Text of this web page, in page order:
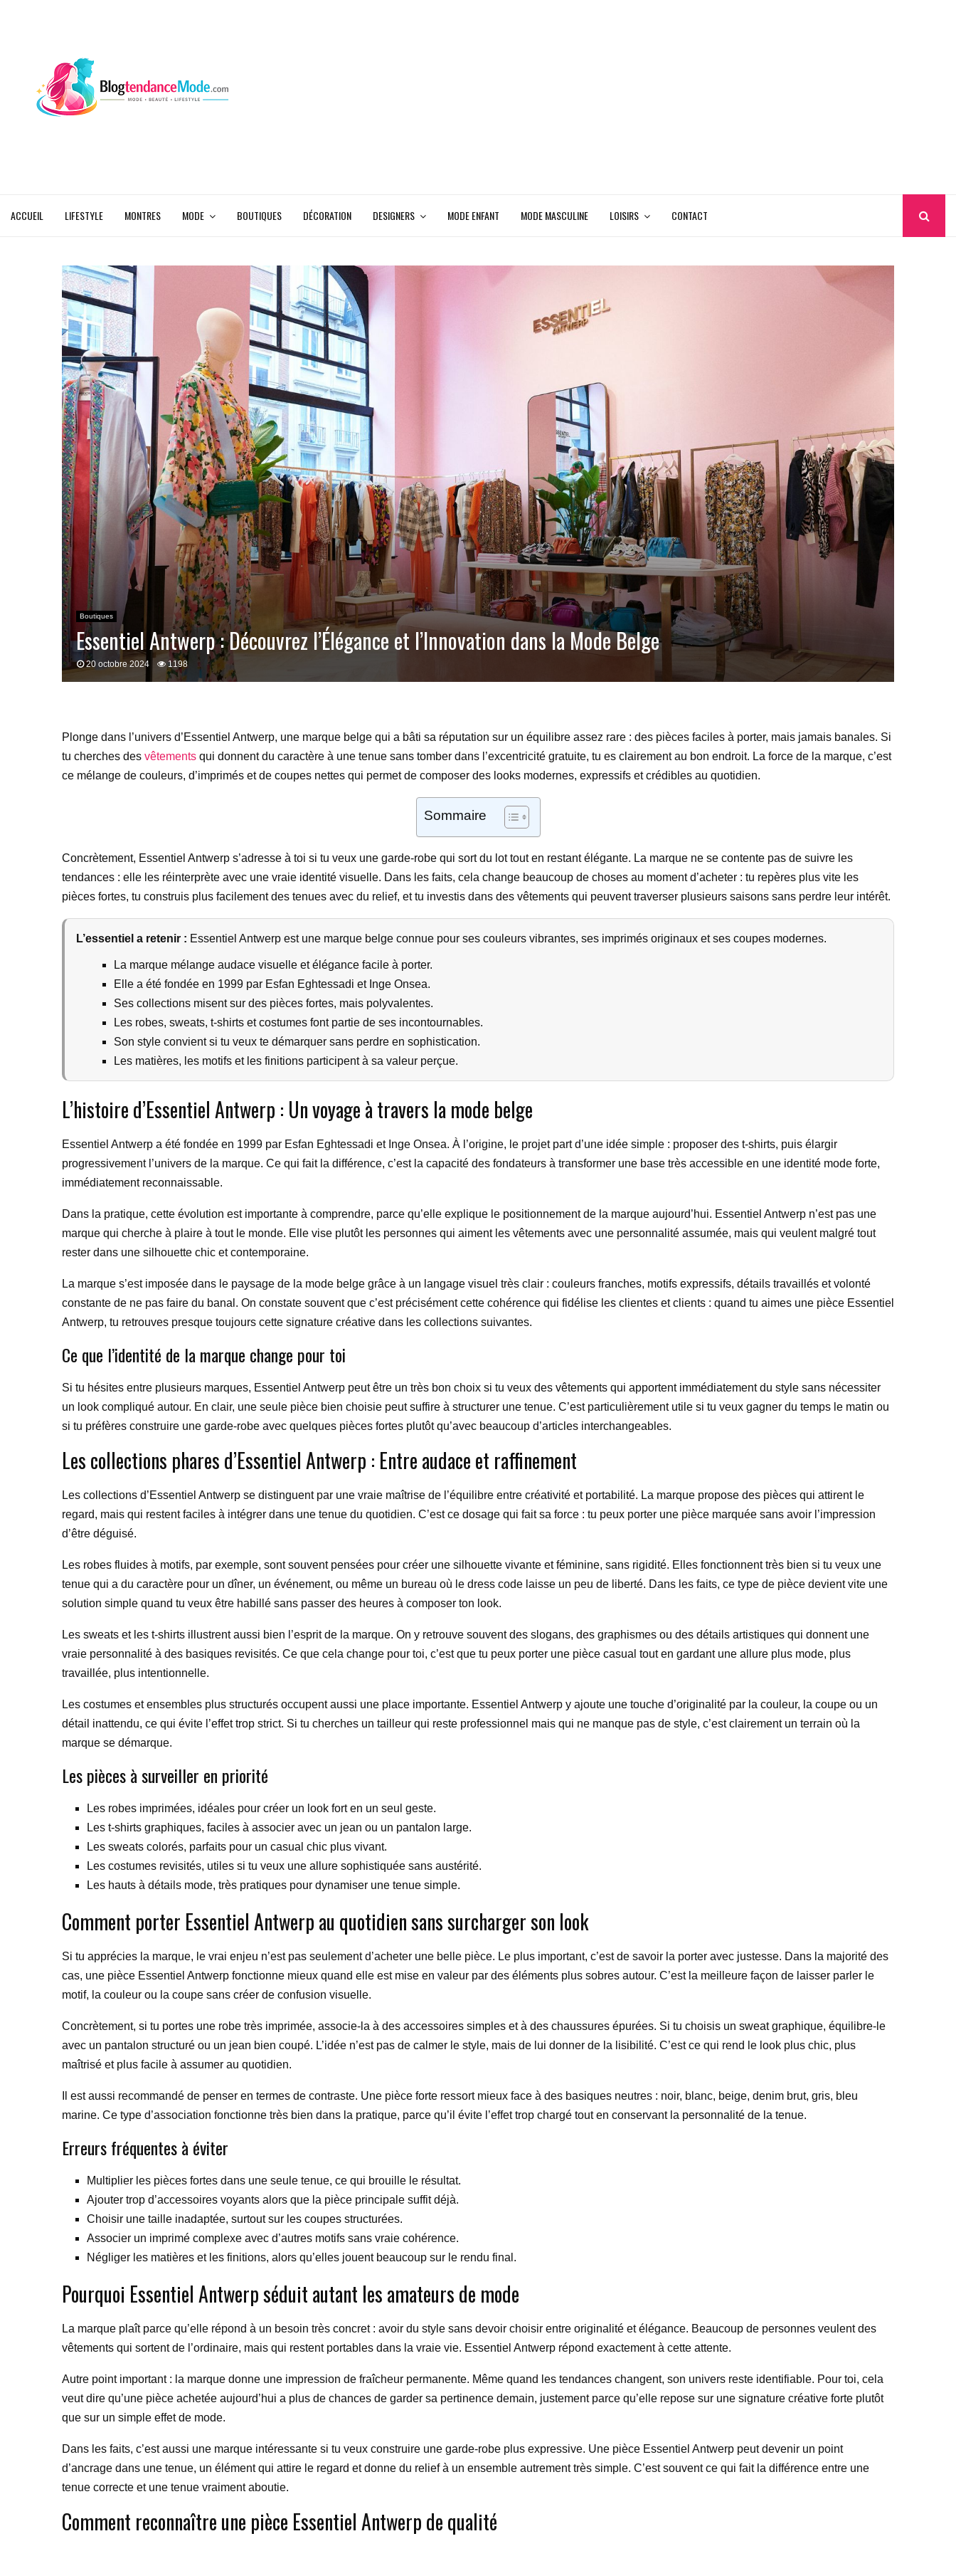
ACCUEIL LIFESTYLE MONTRES MODE BOUTIQUES DÉCORATION DESIGNERS MODE ENFANT MODE MASCULINE LOISIRS CONTACT
Boutiques
Essentiel Antwerp : Découvrez l’Élégance et l’Innovation dans la Mode Belge
20 octobre 2024 1198
Plonge dans l’univers d’Essentiel Antwerp, une marque belge qui a bâti sa réputation sur un équilibre assez rare : des pièces faciles à porter, mais jamais banales. Si
tu cherches des vêtements qui donnent du caractère à une tenue sans tomber dans l’excentricité gratuite, tu es clairement au bon endroit. La force de la marque, c’est
ce mélange de couleurs, d’imprimés et de coupes nettes qui permet de composer des looks modernes, expressifs et crédibles au quotidien.
Sommaire
Concrètement, Essentiel Antwerp s’adresse à toi si tu veux une garde-robe qui sort du lot tout en restant élégante. La marque ne se contente pas de suivre les
tendances : elle les réinterprète avec une vraie identité visuelle. Dans les faits, cela change beaucoup de choses au moment d’acheter : tu repères plus vite les
pièces fortes, tu construis plus facilement des tenues avec du relief, et tu investis dans des vêtements qui peuvent traverser plusieurs saisons sans perdre leur intérêt.
L’essentiel a retenir : Essentiel Antwerp est une marque belge connue pour ses couleurs vibrantes, ses imprimés originaux et ses coupes modernes.
La marque mélange audace visuelle et élégance facile à porter.
Elle a été fondée en 1999 par Esfan Eghtessadi et Inge Onsea.
Ses collections misent sur des pièces fortes, mais polyvalentes.
Les robes, sweats, t-shirts et costumes font partie de ses incontournables.
Son style convient si tu veux te démarquer sans perdre en sophistication.
Les matières, les motifs et les finitions participent à sa valeur perçue.
L’histoire d’Essentiel Antwerp : Un voyage à travers la mode belge
Essentiel Antwerp a été fondée en 1999 par Esfan Eghtessadi et Inge Onsea. À l’origine, le projet part d’une idée simple : proposer des t-shirts, puis élargir
progressivement l’univers de la marque. Ce qui fait la différence, c’est la capacité des fondateurs à transformer une base très accessible en une identité mode forte,
immédiatement reconnaissable.
Dans la pratique, cette évolution est importante à comprendre, parce qu’elle explique le positionnement de la marque aujourd’hui. Essentiel Antwerp n’est pas une
marque qui cherche à plaire à tout le monde. Elle vise plutôt les personnes qui aiment les vêtements avec une personnalité assumée, mais qui veulent malgré tout
rester dans une silhouette chic et contemporaine.
La marque s’est imposée dans le paysage de la mode belge grâce à un langage visuel très clair : couleurs franches, motifs expressifs, détails travaillés et volonté
constante de ne pas faire du banal. On constate souvent que c’est précisément cette cohérence qui fidélise les clientes et clients : quand tu aimes une pièce Essentiel
Antwerp, tu retrouves presque toujours cette signature créative dans les collections suivantes.
Ce que l’identité de la marque change pour toi
Si tu hésites entre plusieurs marques, Essentiel Antwerp peut être un très bon choix si tu veux des vêtements qui apportent immédiatement du style sans nécessiter
un look compliqué autour. En clair, une seule pièce bien choisie peut suffire à structurer une tenue. C’est particulièrement utile si tu veux gagner du temps le matin ou
si tu préfères construire une garde-robe avec quelques pièces fortes plutôt qu’avec beaucoup d’articles interchangeables.
Les collections phares d’Essentiel Antwerp : Entre audace et raffinement
Les collections d’Essentiel Antwerp se distinguent par une vraie maîtrise de l’équilibre entre créativité et portabilité. La marque propose des pièces qui attirent le
regard, mais qui restent faciles à intégrer dans une tenue du quotidien. C’est ce dosage qui fait sa force : tu peux porter une pièce marquée sans avoir l’impression
d’être déguisé.
Les robes fluides à motifs, par exemple, sont souvent pensées pour créer une silhouette vivante et féminine, sans rigidité. Elles fonctionnent très bien si tu veux une
tenue qui a du caractère pour un dîner, un événement, ou même un bureau où le dress code laisse un peu de liberté. Dans les faits, ce type de pièce devient vite une
solution simple quand tu veux être habillé sans passer des heures à composer ton look.
Les sweats et les t-shirts illustrent aussi bien l’esprit de la marque. On y retrouve souvent des slogans, des graphismes ou des détails artistiques qui donnent une
vraie personnalité à des basiques revisités. Ce que cela change pour toi, c’est que tu peux porter une pièce casual tout en gardant une allure plus mode, plus
travaillée, plus intentionnelle.
Les costumes et ensembles plus structurés occupent aussi une place importante. Essentiel Antwerp y ajoute une touche d’originalité par la couleur, la coupe ou un
détail inattendu, ce qui évite l’effet trop strict. Si tu cherches un tailleur qui reste professionnel mais qui ne manque pas de style, c’est clairement un terrain où la
marque se démarque.
Les pièces à surveiller en priorité
Les robes imprimées, idéales pour créer un look fort en un seul geste.
Les t-shirts graphiques, faciles à associer avec un jean ou un pantalon large.
Les sweats colorés, parfaits pour un casual chic plus vivant.
Les costumes revisités, utiles si tu veux une allure sophistiquée sans austérité.
Les hauts à détails mode, très pratiques pour dynamiser une tenue simple.
Comment porter Essentiel Antwerp au quotidien sans surcharger son look
Si tu apprécies la marque, le vrai enjeu n’est pas seulement d’acheter une belle pièce. Le plus important, c’est de savoir la porter avec justesse. Dans la majorité des
cas, une pièce Essentiel Antwerp fonctionne mieux quand elle est mise en valeur par des éléments plus sobres autour. C’est la meilleure façon de laisser parler le
motif, la couleur ou la coupe sans créer de confusion visuelle.
Concrètement, si tu portes une robe très imprimée, associe-la à des accessoires simples et à des chaussures épurées. Si tu choisis un sweat graphique, équilibre-le
avec un pantalon structuré ou un jean bien coupé. L’idée n’est pas de calmer le style, mais de lui donner de la lisibilité. C’est ce qui rend le look plus chic, plus
maîtrisé et plus facile à assumer au quotidien.
Il est aussi recommandé de penser en termes de contraste. Une pièce forte ressort mieux face à des basiques neutres : noir, blanc, beige, denim brut, gris, bleu
marine. Ce type d’association fonctionne très bien dans la pratique, parce qu’il évite l’effet trop chargé tout en conservant la personnalité de la tenue.
Erreurs fréquentes à éviter
Multiplier les pièces fortes dans une seule tenue, ce qui brouille le résultat.
Ajouter trop d’accessoires voyants alors que la pièce principale suffit déjà.
Choisir une taille inadaptée, surtout sur les coupes structurées.
Associer un imprimé complexe avec d’autres motifs sans vraie cohérence.
Négliger les matières et les finitions, alors qu’elles jouent beaucoup sur le rendu final.
Pourquoi Essentiel Antwerp séduit autant les amateurs de mode
La marque plaît parce qu’elle répond à un besoin très concret : avoir du style sans devoir choisir entre originalité et élégance. Beaucoup de personnes veulent des
vêtements qui sortent de l’ordinaire, mais qui restent portables dans la vraie vie. Essentiel Antwerp répond exactement à cette attente.
Autre point important : la marque donne une impression de fraîcheur permanente. Même quand les tendances changent, son univers reste identifiable. Pour toi, cela
veut dire qu’une pièce achetée aujourd’hui a plus de chances de garder sa pertinence demain, justement parce qu’elle repose sur une signature créative forte plutôt
que sur un simple effet de mode.
Dans les faits, c’est aussi une marque intéressante si tu veux construire une garde-robe plus expressive. Une pièce Essentiel Antwerp peut devenir un point
d’ancrage dans une tenue, un élément qui attire le regard et donne du relief à un ensemble autrement très simple. C’est souvent ce qui fait la différence entre une
tenue correcte et une tenue vraiment aboutie.
Comment reconnaître une pièce Essentiel Antwerp de qualité